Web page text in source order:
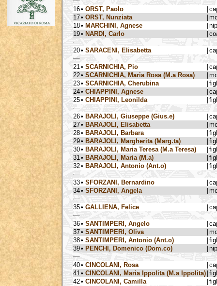
16• ORST, Paolo
17• ORST, Nunziata
18• MARCHINI, Agnese
19• NARDI, Carlo
20• SARACENI, Elisabetta
21 • SCARNICHIA, Pio
22• SCARNICHIA, Maria Rosa (M.a Rosa)
23• SCARNICHIA, Cherubina
24• CHIAPPINI, Agnese
25• CHIAPPINI, Leonilda
26• BARAJOLI, Giuseppe (Gius.e)
27• BARAJOLI, Elisabetta
28• BARAJOLI, Barbara
29• BARAJOLI, Margherita (Marg.ta)
30• BARAJOLI, Maria Teresa (M.a Teresa)
31 • BARAJOLI, Maria (M.a)
32• BARAJOLI, Antonio (Ant.o)
33• SFORZANI, Bernardino
34• SFORZANI, Angela
35• GALLIENA, Felice
36• SANTIMPERI, Angelo
37• SANTIMPERI, Oliva
38• SANTIMPERI, Antonio (Ant.o)
39• PENCHI, Domenico (Dom.co)
40• CINCOLANI, Rosa
41 • CINCOLANI, Maria Ippolita (M.a Ippolita)
42• CINCOLANI, Camilla